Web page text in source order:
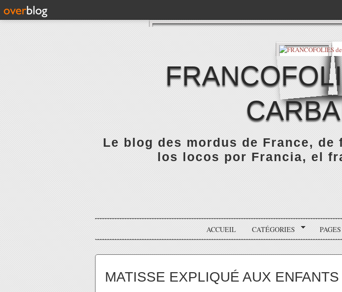
Le blog des mordus de France,
los locos por Francia, el
ACCUEIL CATÉGORIES PAGES
MATISSE EXPLIQUÉ AUX ENFANTS